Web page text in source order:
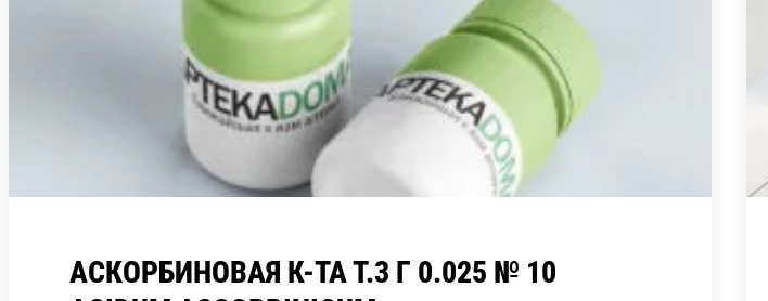
АСКОРБИНОВАЯ К-ТА Т.3 Г 0.025 № 10